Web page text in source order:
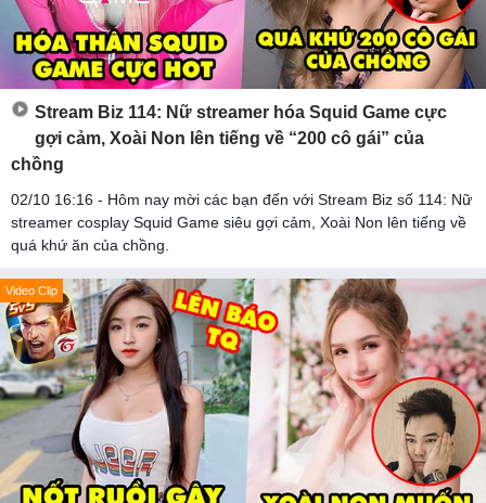
Stream Biz 114: Nữ streamer hóa Squid Game cực
gợi cảm, Xoài Non lên tiếng về “200 cô gái” của
chồng
02/10 16:16 - Hôm nay mời các bạn đến với Stream Biz số 114: Nữ
streamer cosplay Squid Game siêu gợi cảm, Xoài Non lên tiếng về
quá khứ ăn của chồng.
Video Clip